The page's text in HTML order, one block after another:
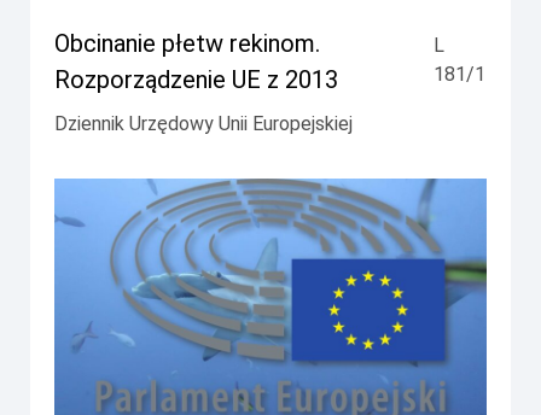
Obcinanie płetw rekinom.
Rozporządzenie UE z 2013
Dziennik Urzędowy Unii Europejskiej
L
181/1